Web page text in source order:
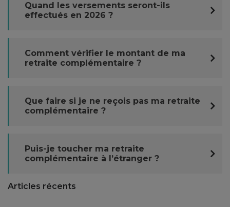
Quand les versements seront-ils
effectués en 2026 ?
Comment vérifier le montant de ma
retraite complémentaire ?
Que faire si je ne reçois pas ma retraite
complémentaire ?
Puis-je toucher ma retraite
complémentaire à l’étranger ?
Articles récents